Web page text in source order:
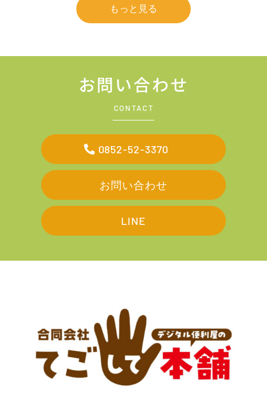
もっと見る
お問い合わせ
CONTACT
0852-52-3370
お問い合わせ
LINE